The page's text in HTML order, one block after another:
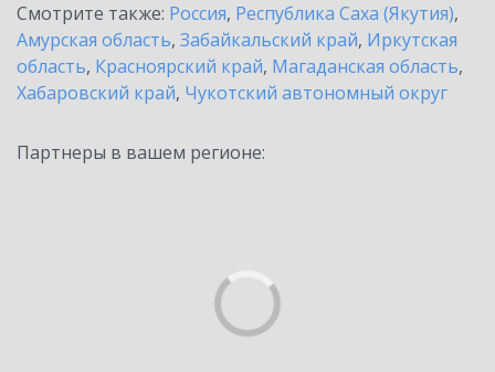
Смотрите также: Россия, Республика Саха (Якутия),
Амурская область, Забайкальский край, Иркутская
область, Красноярский край, Магаданская область,
Хабаровский край, Чукотский автономный округ
Партнеры в вашем регионе: